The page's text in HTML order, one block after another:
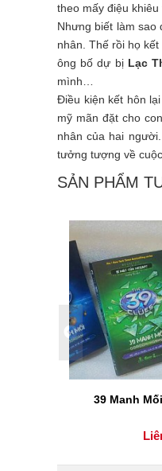
theo mấy điệu
Nhưng biết làm sao
nhân. Thế rồi họ
ông bố dự bị Lạc
mình…
Điều kiện kết hôn
mỹ mãn đặt cho
nhân của hai
tưởng tượng về
SẢN PHẨM
39 Manh